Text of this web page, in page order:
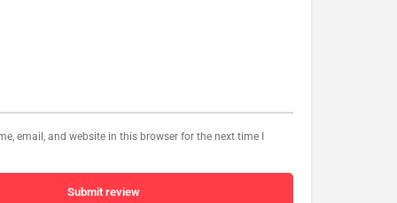
email, and website in this browser for the next time I
Submit review